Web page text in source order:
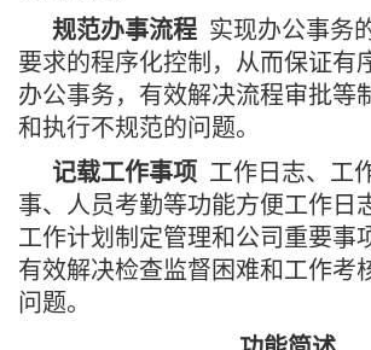
规范办事流程 实现办公事务
要求的程序化控制，从而保证有
办公事务，有效解决流程审批等
和执行不规范的问题。
记载工作事项 工作日志、工
事、人员考勤等功能方便工作日
工作计划制定管理和公司重要事
有效解决检查监督困难和工作考
问题。